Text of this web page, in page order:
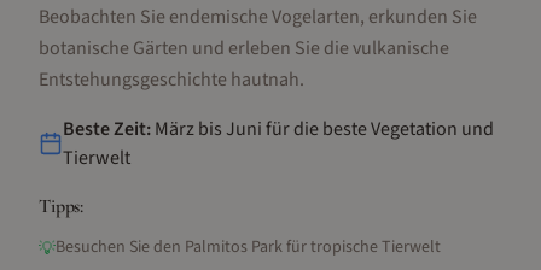
Beobachten Sie endemische Vogelarten, erkunden Sie
botanische Gärten und erleben Sie die vulkanische
Entstehungsgeschichte hautnah.
Beste Zeit:März bis Juni für die beste Vegetation und
Tierwelt
Tipps:
💡Besuchen Sie den Palmitos Park für tropische Tierwelt